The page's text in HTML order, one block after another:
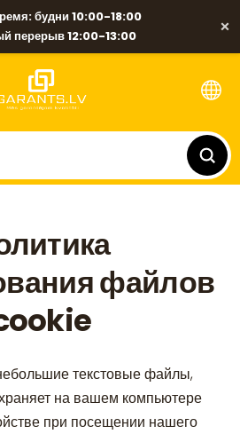
будни 10:00-18:00
перерыв 12:00-13:00
×
файлов
текстовые файлы,
на вашем компьютере
при посещении нашего